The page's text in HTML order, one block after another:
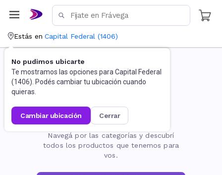
Estás en Capital Federal (1406)
No pudimos ubicarte
Te mostramos las opciones para Capital Federal
(1406). Podés cambiar tu ubicación cuando
quieras.
cambiar ubicación cerrar
La página no existe
Navegá por las categorías y descubrí
todos los productos que tenemos para
vos.